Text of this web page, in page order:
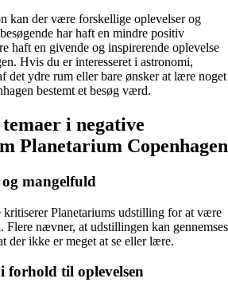
kan der være forskellige oplevelser og
har haft en mindre positiv
haft en givende og inspirerende oplevelse
Hvis du er interesseret i astronomi,
det ydre rum eller bare ønsker at lære noget
bestemt et besøg værd.
i negative
Planetarium Copenhagen
mangelfuld
kritiserer Planetariums udstilling for at være
Flere nævner, at udstillingen kan gennemses
der ikke er meget at se eller lære.
forhold til oplevelsen